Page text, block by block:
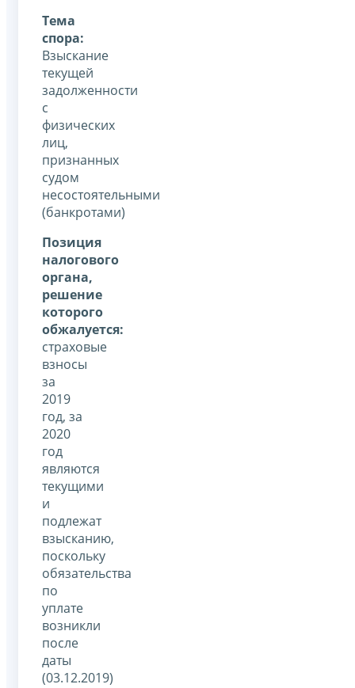
Тема
спора:
Взыскание
текущей
задолженности
с
физических
лиц,
признанных
судом
несостоятельными
(банкротами)
Позиция
налогового
органа,
решение
которого
обжалуется:
страховые
взносы
за
2019
год, за
2020
год
являются
текущими
и
подлежат
взысканию,
поскольку
обязательства
по
уплате
возникли
после
даты
(03.12.2019)